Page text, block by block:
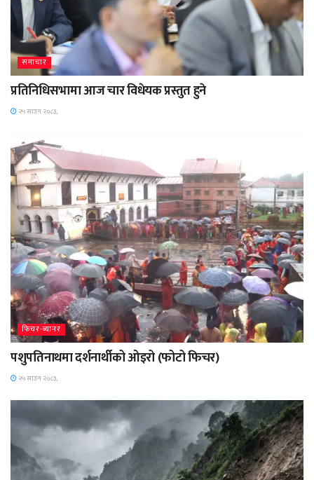
समाचार
प्रतिनिधिसभामा आज चार विधेयक प्रस्तुत हुने
२५ साउन २०८३,
फिचर-ब्यानर
पशुपतिनाथमा दर्शनार्थीको ओइरो (फोटो फिचर)
२५ साउन २०८३,